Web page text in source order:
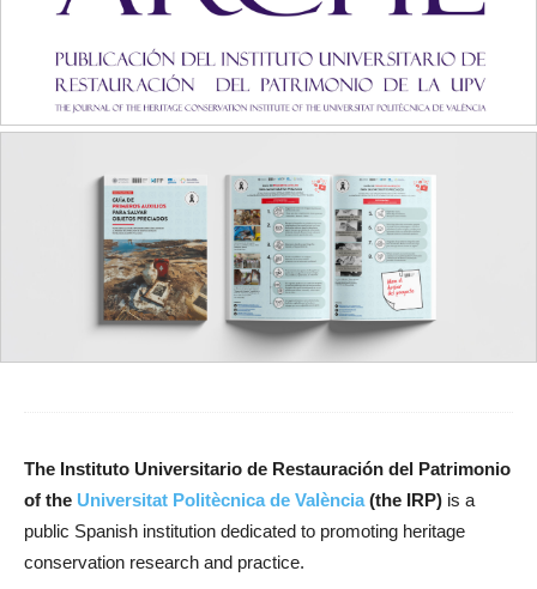
The Instituto Universitario de Restauración del Patrimonio
of the Universitat Politècnica de València(the IRP) is a
public Spanish institution dedicated to promoting heritage
conservation research and practice.